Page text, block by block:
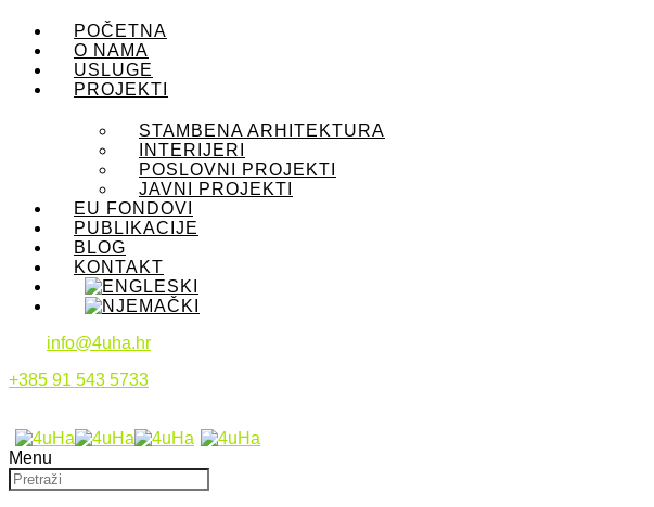
POČETNA
O NAMA
USLUGE
PROJEKTI
STAMBENA ARHITEKTURA
INTERIJERI
POSLOVNI PROJEKTI
JAVNI PROJEKTI
EU FONDOVI
PUBLIKACIJE
BLOG
KONTAKT
info@4uha.hr
+385 91 543 5733
Menu